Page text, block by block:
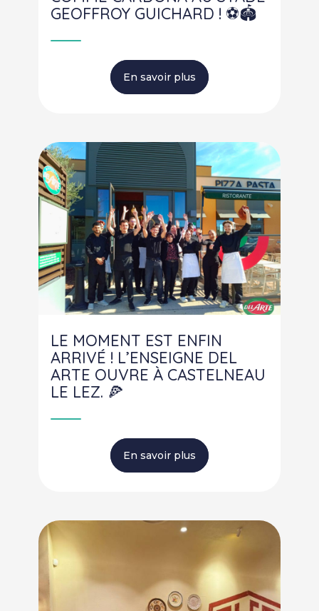
GEOFFROY GUICHARD ! ⚽️🏟️
En savoir plus
LE MOMENT EST ENFIN
ARRIVÉ ! L’ENSEIGNE DEL
ARTE OUVRE À CASTELNEAU
LE LEZ. 🍕
En savoir plus